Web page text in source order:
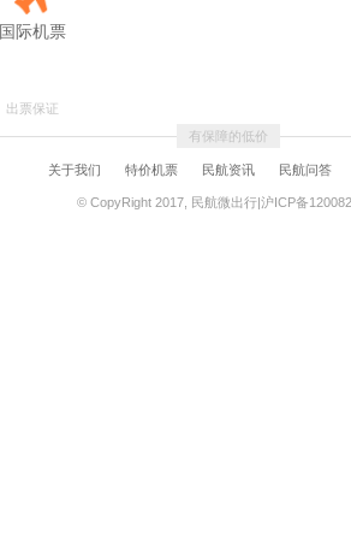
国际机票
出票保证
有保障的低价
关于我们 特价机票 民航资讯 民航问答
© CopyRight 2017, 民航微出行|沪ICP备